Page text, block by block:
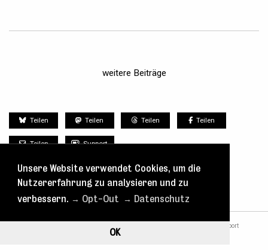
Unsere Website verwendet Cookies, um die
Nutzererfahrung zu analysieren und zu
verbessern. → Opt-Out → Datenschutz
OK
weitere Beiträge
Teilen Teilen Teilen Teilen
Teilen Support
Support